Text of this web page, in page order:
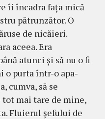
îi încadra faţa mică
pătrunzător. O
de nicăieri.
aceea. Era
atunci şi să nu o fi
o purta într-o apa­
cumva, să se
mai tare de mine,
Fluierul şefului de